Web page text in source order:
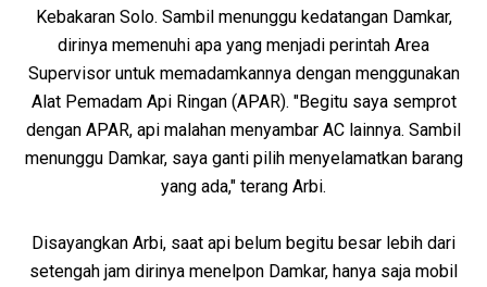
Kebakaran Solo. Sambil menunggu kedatangan Damkar,
dirinya memenuhi apa yang menjadi perintah Area
Supervisor untuk memadamkannya dengan menggunakan
Alat Pemadam Api Ringan (APAR). "Begitu saya semprot
dengan APAR, api malahan menyambar AC lainnya. Sambil
menunggu Damkar, saya ganti pilih menyelamatkan barang
yang ada," terang Arbi.
Disayangkan Arbi, saat api belum begitu besar lebih dari
setengah jam dirinya menelpon Damkar, hanya saja mobil